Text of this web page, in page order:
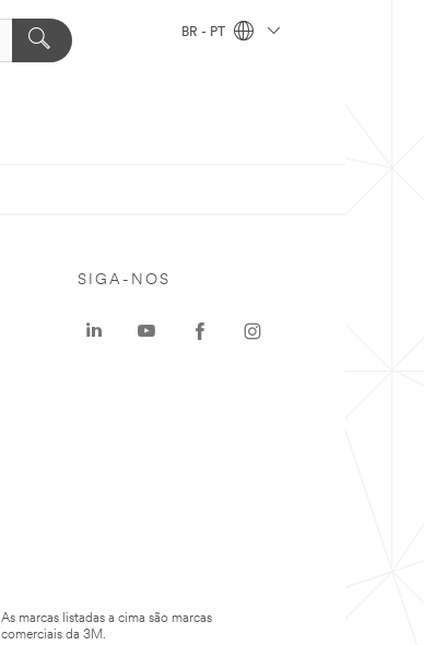
BR - PT
SIGA-NOS
As marcas listadas a cima são marcas
comerciais da 3M.